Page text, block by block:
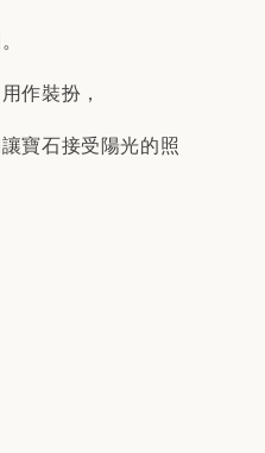
作裝扮，
寶石接受陽光的照